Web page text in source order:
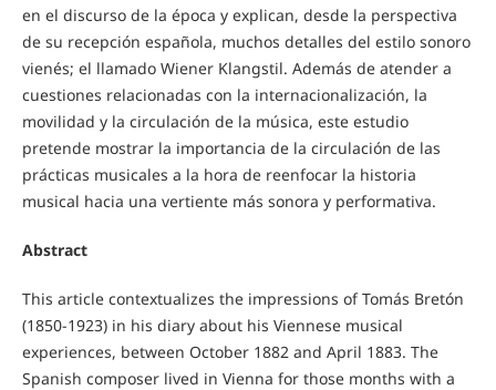
en el discurso de la época y explican, desde la perspectiva
de su recepción española, muchos detalles del estilo sonoro
vienés; el llamado Wiener Klangstil. Además de atender a
cuestiones relacionadas con la internacionalización, la
movilidad y la circulación de la música, este estudio
pretende mostrar la importancia de la circulación de las
prácticas musicales a la hora de reenfocar la historia
musical hacia una vertiente más sonora y performativa.
Abstract
This article contextualizes the impressions of Tomás Bretón
(1850-1923) in his diary about his Viennese musical
experiences, between October 1882 and April 1883. The
Spanish composer lived in Vienna for those months with a